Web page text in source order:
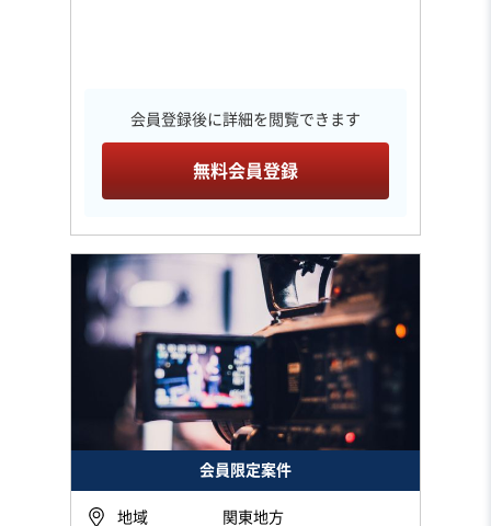
会員登録後に詳細を閲覧できます
無料会員登録
会員限定案件
地域 関東地方